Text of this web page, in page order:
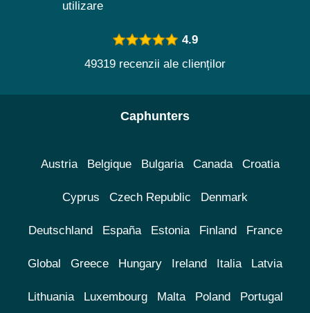
utilizare
4.9
49319 recenzii ale clienților
Caphunters
Austria Belgique Bulgaria Canada Croatia
Cyprus Czech Republic Denmark
Deutschland España Estonia Finland France
Global Greece Hungary Ireland Italia Latvia
Lithuania Luxembourg Malta Poland Portugal